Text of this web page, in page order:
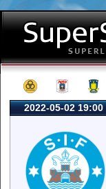
2022-05-02 19:00